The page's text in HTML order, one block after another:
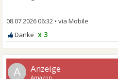
08.07.2026 06:32 •
x 3
A